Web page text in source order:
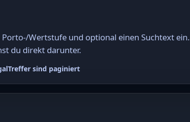
Wertstufe und optional einen Suchtext ein.
du direkt darunter.
Treffer sind paginiert